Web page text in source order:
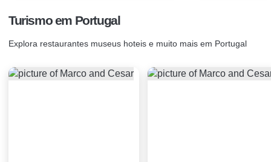
Turismo em Portugal
Explora restaurantes museus hoteis e muito mais em Portugal